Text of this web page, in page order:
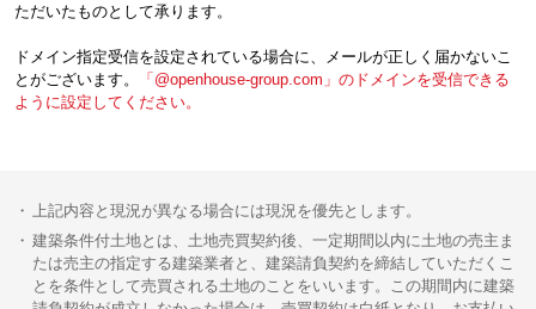
ただいたものとして承ります。
ドメイン指定受信を設定されている場合に、メールが正しく届かないこ
とがございます。
「@openhouse-group.com」のドメインを受信できる
ように設定してください。
上記内容と現況が異なる場合には現況を優先とします。
建築条件付土地とは、土地売買契約後、一定期間以内に土地の売主ま
たは売主の指定する建築業者と、建築請負契約を締結していただくこ
とを条件として売買される土地のことをいいます。この期間内に建築